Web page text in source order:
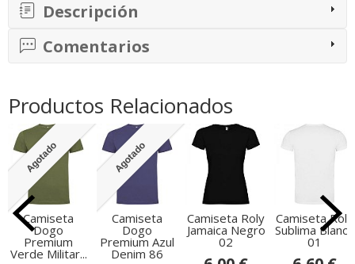
Descripción
Comentarios
Productos Relacionados
Agotado
Camiseta
Dogo
Premium
Verde Militar...
Agotado
Camiseta
Dogo
Premium Azul
Denim 86
Camiseta Roly
Jamaica Negro
02
Camiseta Roly
Sublima Blanco
01